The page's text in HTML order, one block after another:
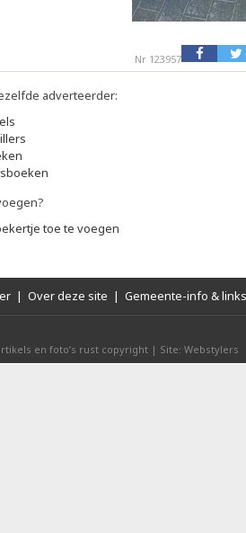
Nr 123957
adverteerder:
toe te voegen
| Over deze site | Gemeente-info & links
en foto’s rust copyright | Site: Webstylers